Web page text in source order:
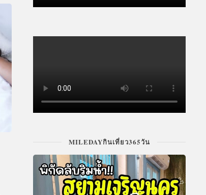
MILEDAYกินเที่ยว365วัน